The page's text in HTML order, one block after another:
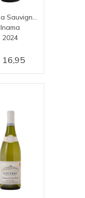
Inama
2024
16,95